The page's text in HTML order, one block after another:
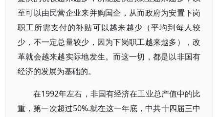
至可以由民营企业来并购国企，从而政府为安置下岗
职工所需支付的补贴可以越来越少（平均到每人较
少，不一定总量较少，因为下岗职工越来越多），改
革就会越来越实际地发生。而这一切，都是以非国有
经济的发展为基础的。
在1992年左右，非国有经济在工业总产值中的比
重，第一次超过50%.就在这一年底，中共十四届三中